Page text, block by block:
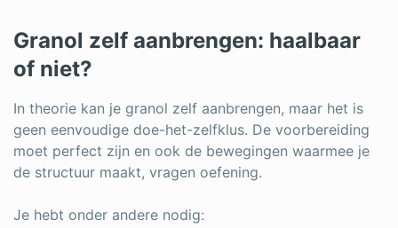
Granol zelf aanbrengen: haalbaar
of niet?
In theorie kan je granol zelf aanbrengen, maar het is
geen eenvoudige doe-het-zelfklus. De voorbereiding
moet perfect zijn en ook de bewegingen waarmee je
de structuur maakt, vragen oefening.
Je hebt onder andere nodig: